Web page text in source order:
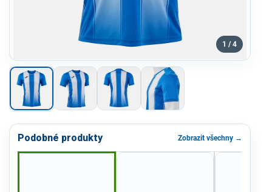
1 / 4
Podobné produkty Zobrazit všechny →